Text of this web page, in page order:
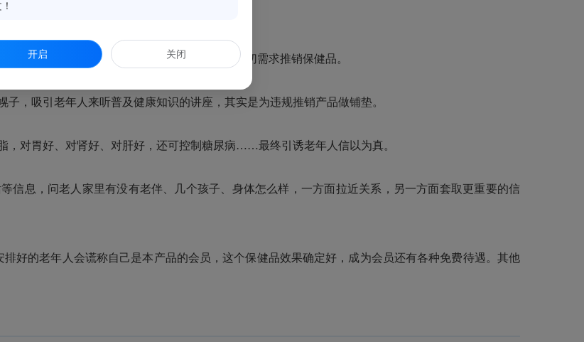
有专业的治疗水平，利用老年人对健康的迫切需求推销保健品。
吸引老年人来听普及健康知识的讲座，其实是为违规推销产品做铺垫。
对胃好、对肾好、对肝好，还可控制糖尿病……最终引诱老年人信以为真。
息，问老人家里有没有老伴、几个孩子、身体怎么样，一方面拉近关系，另一方面套取更重要的信
的老年人会谎称自己是本产品的会员，这个保健品效果确定好，成为会员还有各种免费待遇。其他
开启 关闭